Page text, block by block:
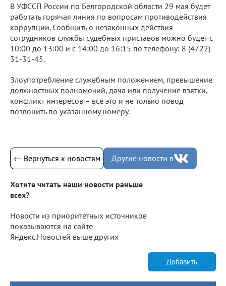
В УФССП России по Белгородской области 29 мая будет
работать горячая линия по вопросам противодействия
коррупции. Сообщить о незаконных действия
сотрудников службы судебных приставов можно будет с
10:00 до 13:00 и с 14:00 до 16:15 по телефону: 8 (4722)
31-31-45.
Злоупотребление служебным положением, превышение
должностных полномочий, дача или получение взятки,
конфликт интересов – все это и не только повод
позвонить по указанному номеру.
← Вернуться к новостям Другие новости в
Хотите читать наши новости раньше
всех?
Новости из приоритетных источников
показываются на сайте
Яндекс.Новостей выше других
Добавить